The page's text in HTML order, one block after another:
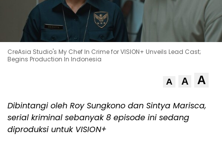
CreAsia Studio's My Chef In Crime for VISION+ Unveils Lead Cast;
Begins Production In Indonesia
A A A
Dibintangi oleh Roy Sungkono dan Sintya Marisca,
serial kriminal sebanyak 8 episode ini sedang
diproduksi untuk VISION+